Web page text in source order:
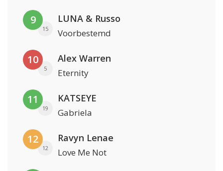
9
15
LUNA & Russo
Voorbestemd
10
5
Alex Warren
Eternity
11
19
KATSEYE
Gabriela
12
12
Ravyn Lenae
Love Me Not